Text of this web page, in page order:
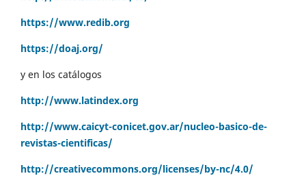
https://www.redib.org
https://doaj.org/
y en los catálogos
http://www.latindex.org
http://www.caicyt-conicet.gov.ar/nucleo-basico-de-
revistas-cientificas/
http://creativecommons.org/licenses/by-nc/4.0/